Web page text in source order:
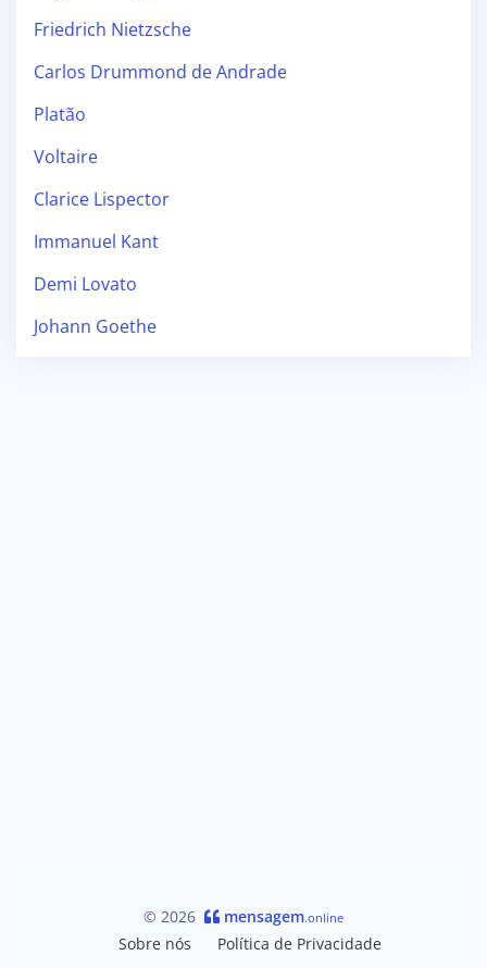
Friedrich Nietzsche
Carlos Drummond de Andrade
Platão
Voltaire
Clarice Lispector
Immanuel Kant
Demi Lovato
Johann Goethe
© 2026 mensagem.online
Sobre nós Política de Privacidade